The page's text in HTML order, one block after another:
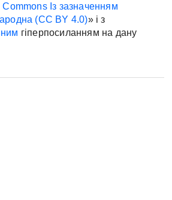
Із зазначенням
(CC BY 4.0)» і з
гіперпосиланням на дану